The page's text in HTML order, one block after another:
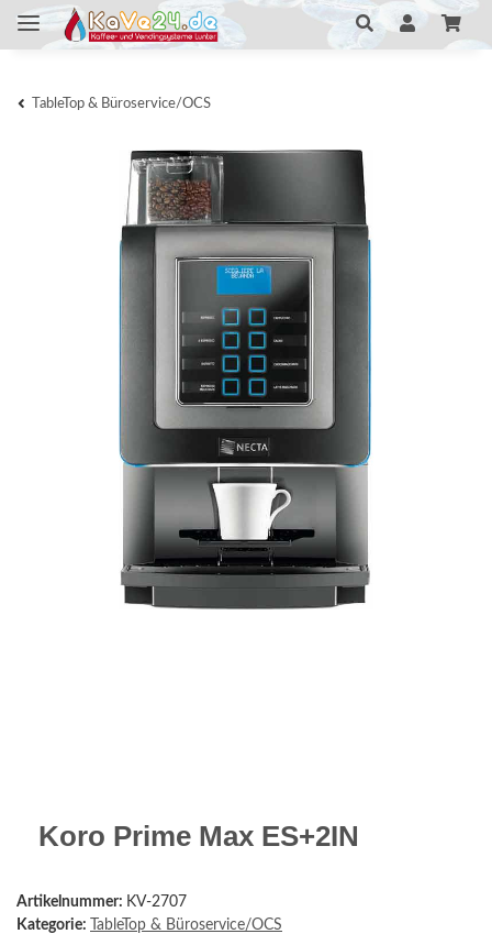
TableTop & Büroservice/OCS
Koro Prime Max ES+2IN
Artikelnummer: KV-2707
Kategorie:
TableTop & Büroservice/OCS